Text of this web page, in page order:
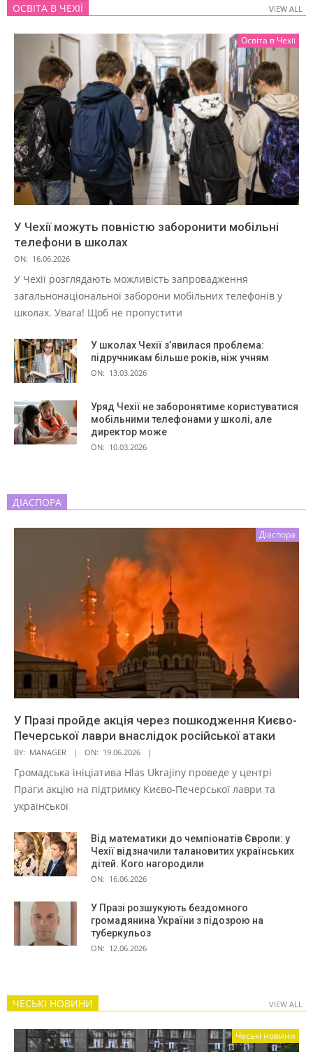
ОСВІТА В ЧЕХІЇ VIEW ALL
Освіта в Чехії
У Чехії можуть повністю заборонити мобільні
телефони в школах
ON: 16.06.2026
У Чехії розглядають можливість запровадження
загальнонаціональної заборони мобільних телефонів у
школах. Увага! Щоб не пропустити
У школах Чехії з’явилася проблема:
підручникам більше років, ніж учням
ON: 13.03.2026
Уряд Чехії не заборонятиме користуватися
мобільними телефонами у школі, але
директор може
ON: 10.03.2026
VIEW ALL
ДІАСПОРА
Діаспора
У Празі пройде акція через пошкодження Києво-
Печерської лаври внаслідок російської атаки
BY: MANAGER ON: 19.06.2026
Громадська ініціатива Hlas Ukrajiny проведе у центрі
Праги акцію на підтримку Києво-Печерської лаври та
української
Від математики до чемпіонатів Європи: у
Чехії відзначили талановитих українських
дітей. Кого нагородили
ON: 16.06.2026
У Празі розшукують бездомного
громадянина України з підозрою на
туберкульоз
ON: 12.06.2026
ЧЕСЬКІ НОВИНИ VIEW ALL
Чеські новини